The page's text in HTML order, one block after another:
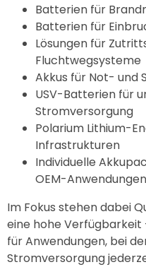
Batterien für
Batterien für
Lösungen für
Fluchtwegsysteme
Akkus für Not- und
USV-Batterien für
Stromversorgung
Polarium Lithium-
Infrastrukturen
Individuelle
OEM-Anwendungen
Im Fokus stehen dabei
eine hohe
für Anwendungen, bei
Stromversorgung